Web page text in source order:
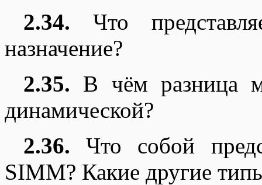
2.34. Что
назначение?
2.35. В чём разница
динамической?
2.36. Что собой
SIMM? Какие другие